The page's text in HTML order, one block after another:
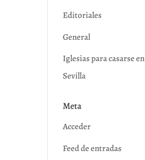
Editoriales
General
Iglesias para casarse en
Sevilla
Meta
Acceder
Feed de entradas